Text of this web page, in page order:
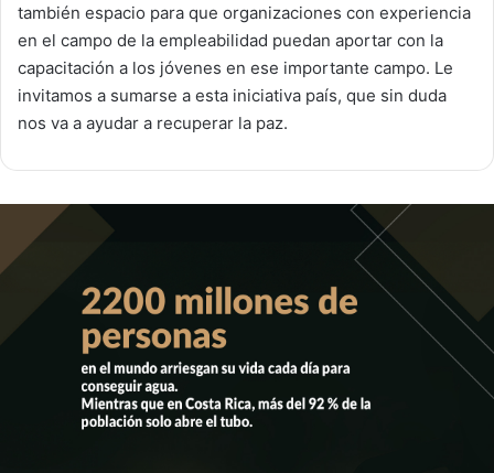
también espacio para que organizaciones con experiencia
en el campo de la empleabilidad puedan aportar con la
capacitación a los jóvenes en ese importante campo. Le
invitamos a sumarse a esta iniciativa país, que sin duda
nos va a ayudar a recuperar la paz.